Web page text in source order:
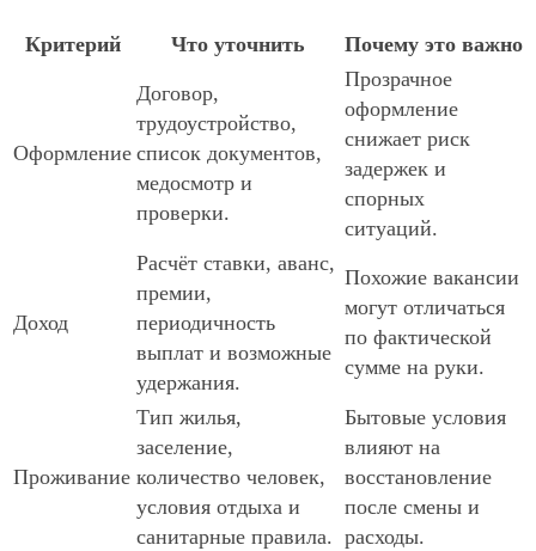
Критерий Что уточнить Почему это важно
Оформление
Договор,
трудоустройство,
список документов,
медосмотр и
проверки.
Прозрачное
оформление
снижает риск
задержек и
спорных
ситуаций.
Доход
Расчёт ставки, аванс,
премии,
периодичность
выплат и возможные
удержания.
Похожие вакансии
могут отличаться
по фактической
сумме на руки.
Проживание
Тип жилья,
заселение,
количество человек,
условия отдыха и
санитарные правила.
Бытовые условия
влияют на
восстановление
после смены и
расходы.